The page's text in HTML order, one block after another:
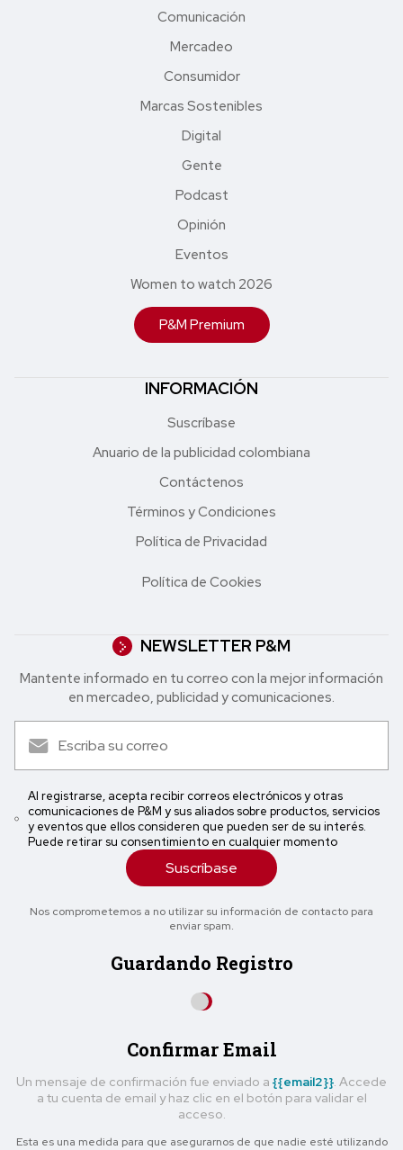
Comunicación
Mercadeo
Consumidor
Marcas Sostenibles
Digital
Gente
Podcast
Opinión
Eventos
Women to watch 2026
P&M Premium
INFORMACIÓN
Suscríbase
Anuario de la publicidad colombiana
Contáctenos
Términos y Condiciones
Política de Privacidad
Política de Cookies
NEWSLETTER P&M
Mantente informado en tu correo con la mejor in formación
en mercadeo, publicidad y comunicaciones.
Al registrarse, acepta recibir correos electrónicos y otras
comunicaciones de P&M y sus aliados sobre productos, servicios
y eventos que ellos consideren que pueden ser de su interés.
Puede retirar su consentimiento en cualquier momento
Suscríbase
Nos comprometemos a no utilizar su información de contacto para
enviar spam.
Guardando Registro
Confirmar Email
Un mensaje de confirmación fue enviado a {{email2}} . Accede
a tu cuenta de email y haz clic en el botón para validar el
acceso.
Esta es una medida para que asegurarnos de que nadie esté utilizando